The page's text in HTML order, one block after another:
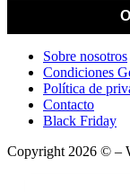
Sobre nosotros
Condiciones
Política de
Contacto
Black Friday
Copyright 2026 © –